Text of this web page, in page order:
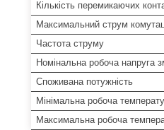
Кількість перемикаючих
Максимальний струм
Частота струму
Номінальна робоча напруга
Споживана потужність
Мінімальна робоча
Максимальна робоча